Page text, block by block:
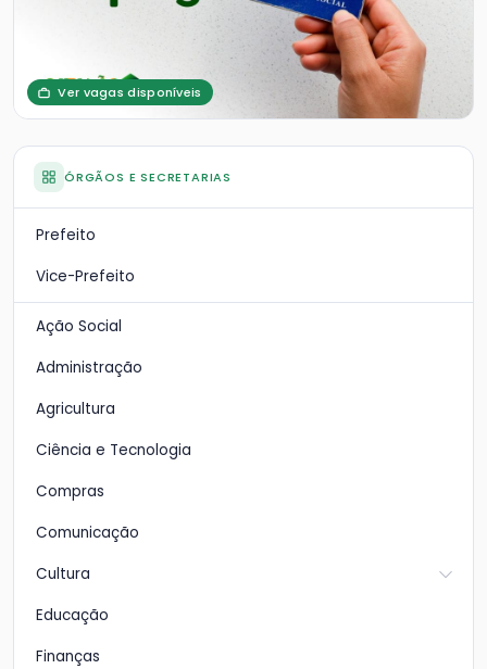
Ver vagas disponíveis
ÓRGÃOS E SECRETARIAS
Prefeito
Vice-Prefeito
Ação Social
Administração
Agricultura
Ciência e Tecnologia
Compras
Comunicação
Cultura
Educação
Finanças